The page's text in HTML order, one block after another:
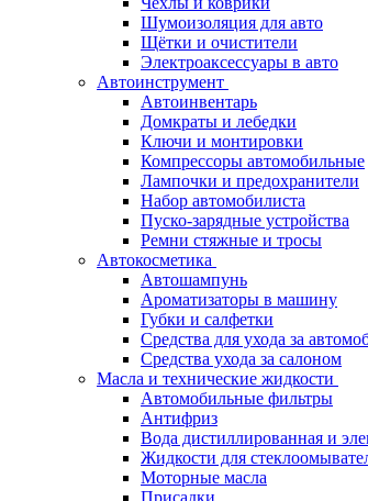
Шумоизоляция для авто
Щётки и очистители
Электроаксессуары в авто
Автоинструмент
Автоинвентарь
Домкраты и лебедки
Ключи и монтировки
Компрессоры автомобильные
Лампочки и предохранители
Набор автомобилиста
Пуско-зарядные устройства
Ремни стяжные и тросы
Автокосметика
Автошампунь
Ароматизаторы в машину
Губки и салфетки
Средства для ухода за
Средства ухода за салоном
Масла и технические жидкости
Автомобильные фильтры
Антифриз
Вода дистиллированная и
Жидкости для
Моторные масла
Присадки